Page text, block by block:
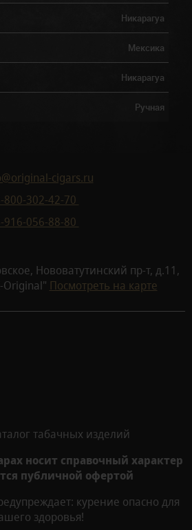
Никарагуа
Мексика
Никарагуа
Ручная
cigars.ru
800-302-42-70
916-056-88-80
Нововатутинский пр-т, д.11,
Original" Посмотреть на карте
табачных изделий
носит справочный характер
публичной офертой
курение опасно для
здоровья!